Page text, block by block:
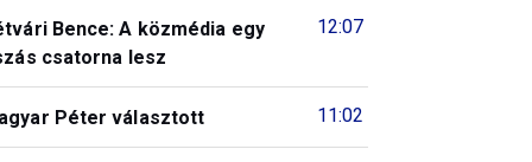
12:07
Bence: A közmédia egy
csatorna lesz
11:02
Péter választott